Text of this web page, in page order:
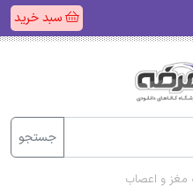
سبد خرید
جستجو
مغز و اعصاب